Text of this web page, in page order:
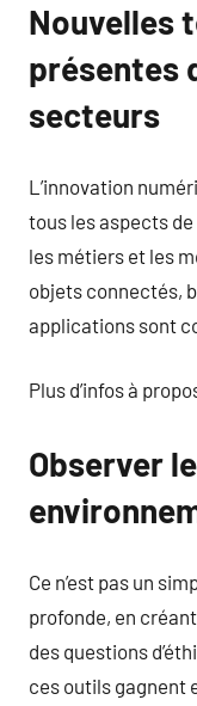
Nouvelles
présentes
secteurs
L’innovation
tous les aspects
les métiers et les
objets connectés,
applications sont
Plus d’infos à
Observer
Ce n’est pas un
profonde, en
des questions
ces outils gagnent